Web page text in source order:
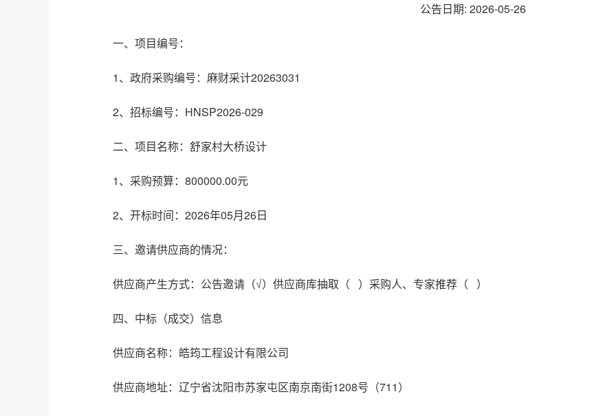
公告日期: 2026-05-26
一、项目编号：
1、政府采购编号：麻财采计20263031
2、招标编号：HNSP2026-029
二、项目名称：舒家村大桥设计
1、采购预算：800000.00元
2、开标时间：2026年05月26日
三、邀请供应商的情况：
供应商产生方式：公告邀请（√）供应商库抽取（ ）采购人、专家推荐（ ）
四、中标（成交）信息
供应商名称：皓筠工程设计有限公司
供应商地址：辽宁省沈阳市苏家屯区南京南街1208号（711）